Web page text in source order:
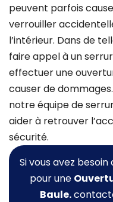
peuvent parfois
verrouiller
l’intérieur. Dans de
faire appel à un
effectuer une
causer de dommages.
notre équipe de
aider à retrouver
sécurité.
Si vous avez besoin
pour une
Baule.